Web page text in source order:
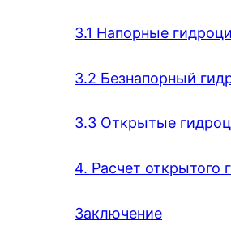
3.1 Напорные
3.2 Безнапорный
3.3 Открытые
4. Расчет открытого
Заключение